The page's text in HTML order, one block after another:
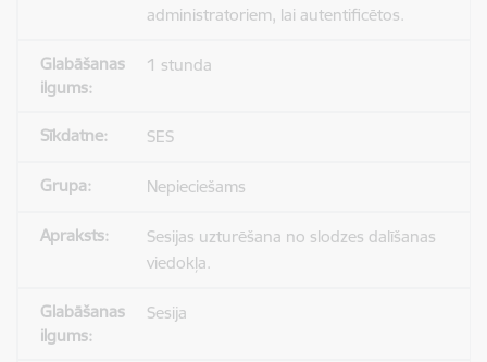
administratoriem, lai autentificētos.
1 stunda
SES
Nepieciešams
Sesijas uzturēšana no slodzes dalīšanas
viedokļa.
Sesija